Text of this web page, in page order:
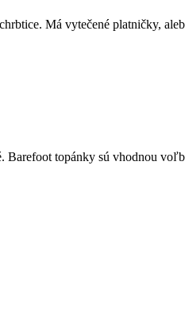
Má vytečené platničky,
Barefoot topánky sú vhodnou